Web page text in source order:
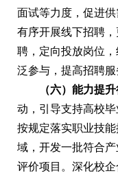
面试等力度，促进
有序开展线下招聘，
聘，定向投放岗位
泛参与，提高招聘服
（六）能力提升
动，引导支持高校
按规定落实职业技
域，开发一批符合
评价项目。深化校